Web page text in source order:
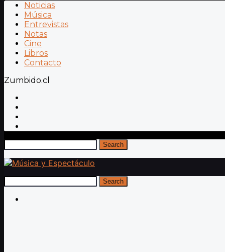
Noticias
Música
Entrevistas
Notas
Cine
Libros
Contacto
Zumbido.cl
Search
Search